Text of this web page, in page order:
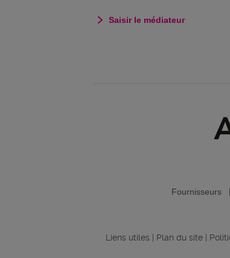
Saisir le médiateur
Fournisseurs
Liens utiles Plan du site